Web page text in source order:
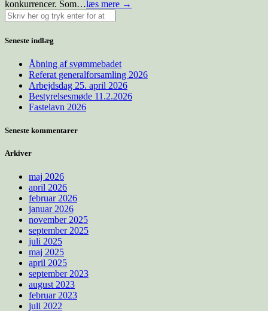
konkurrencer. Som…læs mere →
Seneste indlæg
Åbning af svømmebadet
Referat generalforsamling 2026
Arbejdsdag 25. april 2026
Bestyrelsesmøde 11.2.2026
Fastelavn 2026
Seneste kommentarer
Arkiver
maj 2026
april 2026
februar 2026
januar 2026
november 2025
september 2025
juli 2025
maj 2025
april 2025
september 2023
august 2023
februar 2023
juli 2022